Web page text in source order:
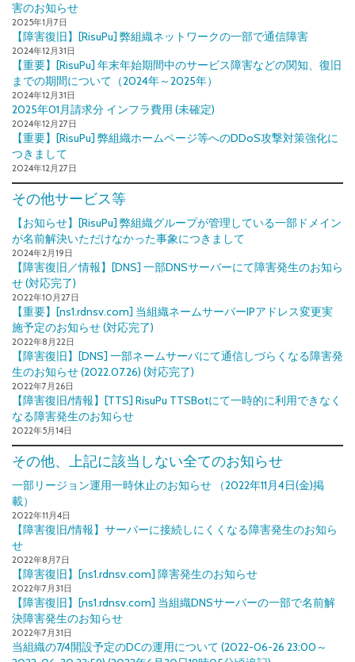
害のお知らせ
2025年1月7日
【障害復旧】[RisuPu] 弊組織ネットワークの一部で通信障害
2024年12月31日
【重要】[RisuPu] 年末年始期間中のサービス障害などの関知、復旧
までの期間について（2024年～2025年）
2024年12月31日
2025年01月請求分 インフラ費用 (未確定)
2024年12月27日
【重要】[RisuPu] 弊組織ホームページ等へのDDoS攻撃対策強化に
つきまして
2024年12月27日
その他サービス等
【お知らせ】[RisuPu] 弊組織グループが管理している一部ドメイン
が名前解決いただけなかった事象につきまして
2024年2月19日
【障害復旧／情報】[DNS] 一部DNSサーバーにて障害発生のお知ら
せ (対応完了)
2022年10月27日
【重要】[ns1.rdnsv.com] 当組織ネームサーバーIPアドレス変更実
施予定のお知らせ (対応完了)
2022年8月22日
【障害復旧】[DNS] 一部ネームサーバにて通信しづらくなる障害発
生のお知らせ (2022.07.26) (対応完了)
2022年7月26日
【障害復旧/情報】[TTS] RisuPu TTSBotにて一時的に利用できなく
なる障害発生のお知らせ
2022年5月14日
その他、上記に該当しない全てのお知らせ
一部リージョン運用一時休止のお知らせ （2022年11月4日(金)掲
載）
2022年11月4日
【障害復旧/情報】サーバーに接続しにくくなる障害発生のお知ら
せ
2022年8月7日
【障害復旧】[ns1.rdnsv.com] 障害発生のお知らせ
2022年7月31日
【障害復旧】[ns1.rdnsv.com] 当組織DNSサーバーの一部で名前解
決障害発生のお知らせ
2022年7月31日
当組織の7/4開設予定のDCの運用について (2022-06-26 23:00～